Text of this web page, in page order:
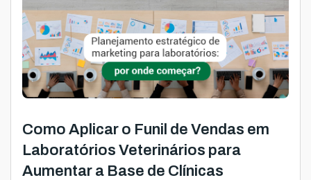
Como Aplicar o Funil de Vendas em
Laboratórios Veterinários para
Aumentar a Base de Clínicas